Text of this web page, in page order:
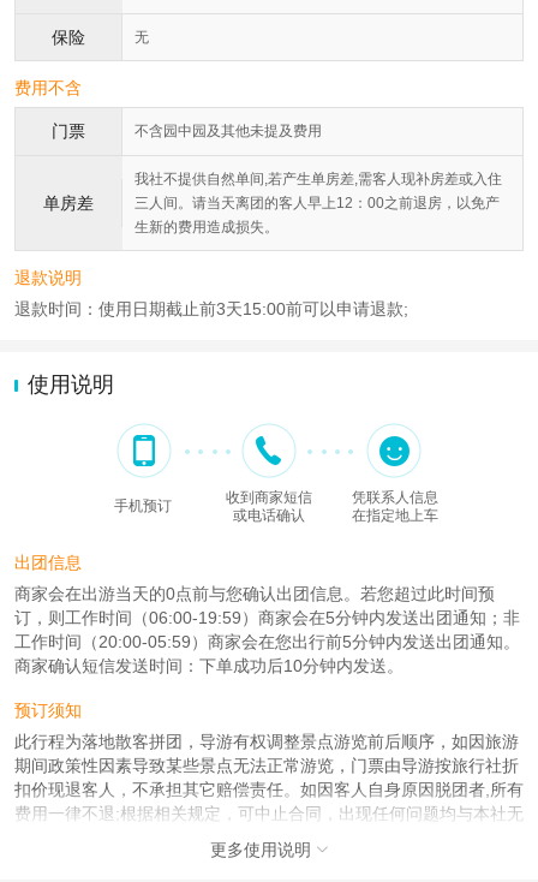
保险 无
费用不含
门票 不含园中园及其他未提及费用
单房差
我社不提供自然单间,若产生单房差,需客人现补房差或入住
三人间。请当天离团的客人早上12：00之前退房，以免产
生新的费用造成损失。
退款说明
退款时间：使用日期截止前3天15:00前可以申请退款;
使用说明
手机预订
收到商家短信
或电话确认
凭联系人信息
在指定地上车
出团信息
商家会在出游当天的0点前与您确认出团信息。若您超过此时间预
订，则工作时间（06:00-19:59）商家会在5分钟内发送出团通知；非
工作时间（20:00-05:59）商家会在您出行前5分钟内发送出团通知。
商家确认短信发送时间：下单成功后10分钟内发送。
预订须知
此行程为落地散客拼团，导游有权调整景点游览前后顺序，如因旅游
期间政策性因素导致某些景点无法正常游览，门票由导游按旅行社折
扣价现退客人，不承担其它赔偿责任。如因客人自身原因脱团者,所有
费用一律不退;根据相关规定，可中止合同，出现任何问题均与本社无
关。此产品为综合优惠线路，所有持老年证，残疾证，学生证等证件
参团的游客均无退费，请特别提示！
更多使用说明 